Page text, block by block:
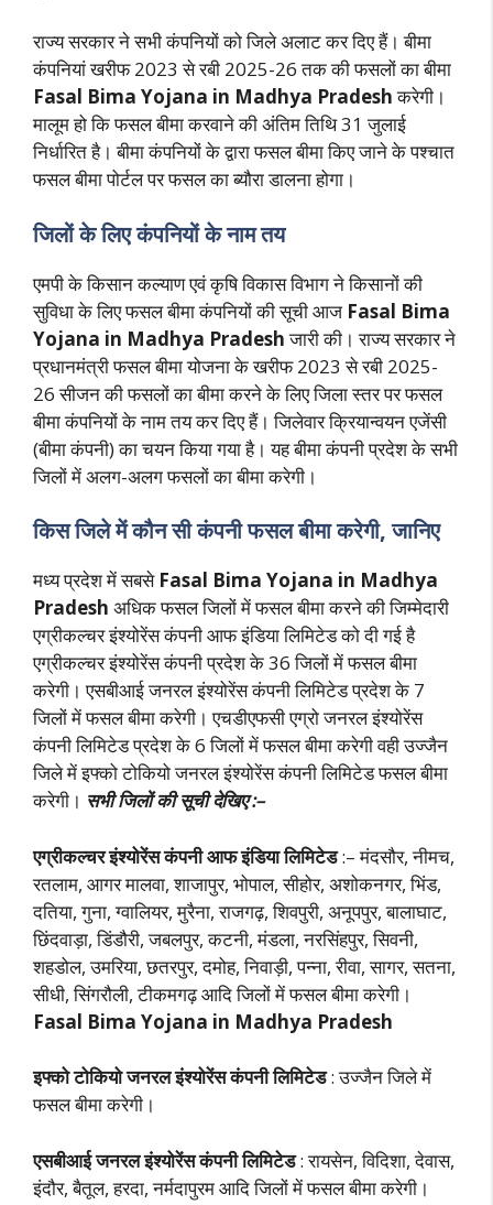
राज्य सरकार ने सभी कंपनियों को जिले अलाट कर दिए हैं। बीमा
कंपनियां खरीफ 2023 से रबी 2025-26 तक की फसलों का बीमा
Fasal Bima Yojana in Madhya Pradeshकरेगी।
मालूम हो कि फसल बीमा करवाने की अंतिम तिथि 31 जुलाई
निर्धारित है। बीमा कंपनियों के द्वारा फसल बीमा किए जाने के पश्चात
फसल बीमा पोर्टल पर फसल का ब्यौरा डालना होगा।
जिलों के लिए कंपनियों के नाम तय
एमपी के किसान कल्याण एवं कृषि विकास विभाग ने किसानों की
सुविधा के लिए फसल बीमा कंपनियों की सूची आज Fasal Bima
Yojana in Madhya Pradeshजारी की। राज्य सरकार ने
प्रधानमंत्री फसल बीमा योजना के खरीफ 2023 से रबी 2025-
26 सीजन की फसलों का बीमा करने के लिए जिला स्तर पर फसल
बीमा कंपनियों के नाम तय कर दिए हैं। जिलेवार क्रियान्वयन एजेंसी
(बीमा कंपनी) का चयन किया गया है। यह बीमा कंपनी प्रदेश के सभी
जिलों में अलग-अलग फसलों का बीमा करेगी।
किस जिले में कौन सी कंपनी फसल बीमा करेगी, जानिए
मध्य प्रदेश में सबसे Fasal Bima Yojana in Madhya
Pradesh अधिक फसल जिलों में फसल बीमा करने की जिम्मेदारी
एग्रीकल्चर इंश्योरेंस कंपनी आफ इंडिया लिमिटेड को दी गई है
एग्रीकल्चर इंश्योरेंस कंपनी प्रदेश के 36 जिलों में फसल बीमा
करेगी। एसबीआई जनरल इंश्योरेंस कंपनी लिमिटेड प्रदेश के 7
जिलों में फसल बीमा करेगी। एचडीएफसी एग्रो जनरल इंश्योरेंस
कंपनी लिमिटेड प्रदेश के 6 जिलों में फसल बीमा करेगी वही उज्जैन
जिले में इफ्को टोकियो जनरल इंश्योरेंस कंपनी लिमिटेड फसल बीमा
करेगी। सभी जिलों की सूची देखिए :–
एग्रीकल्चर इंश्योरेंस कंपनी आफ इंडिया लिमिटेड:– मंदसौर, नीमच,
रतलाम, आगर मालवा, शाजापुर, भोपाल, सीहोर, अशोकनगर, भिंड,
दतिया, गुना, ग्वालियर, मुरैना, राजगढ़, शिवपुरी, अनूपपुर, बालाघाट,
छिंदवाड़ा, डिंडौरी, जबलपुर, कटनी, मंडला, नरसिंहपुर, सिवनी,
शहडोल, उमरिया, छतरपुर, दमोह, निवाड़ी, पन्ना, रीवा, सागर, सतना,
सीधी, सिंगरौली, टीकमगढ़ आदि जिलों में फसल बीमा करेगी।
Fasal Bima Yojana in Madhya Pradesh
इफ्को टोकियो जनरल इंश्योरेंस कंपनी लिमिटेड: उज्जैन जिले में
फसल बीमा करेगी।
एसबीआई जनरल इंश्योरेंस कंपनी लिमिटेड: रायसेन, विदिशा, देवास,
इंदौर, बैतूल, हरदा, नर्मदापुरम आदि जिलों में फसल बीमा करेगी।